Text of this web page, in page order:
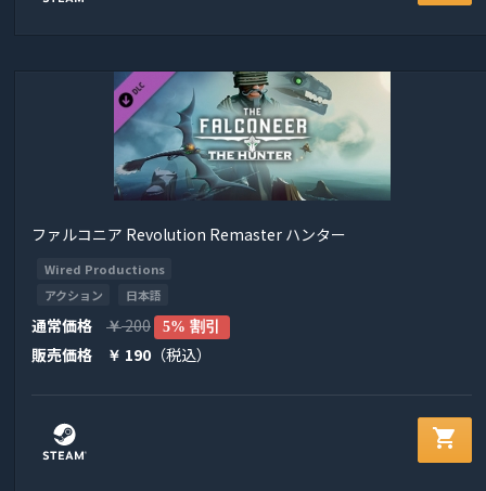
ファルコニア Revolution Remaster ハンター
Wired Productions
アクション
日本語
通常価格 ￥200 5% 割引
販売価格 ￥ 190 （税込）
shopping_cart